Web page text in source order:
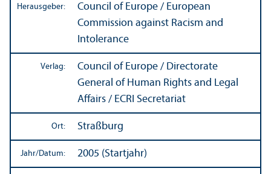
Herausgeber:
Council of Europe / European
Commission against Racism and
Intolerance
Verlag:
Council of Europe / Directorate
General of Human Rights and Legal
Affairs / ECRI Secretariat
Ort: Straßburg
Jahr/Datum: 2005 (Startjahr)